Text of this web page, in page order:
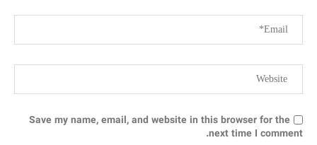
Save my name, email, and website in this browser for the
next time I comment.